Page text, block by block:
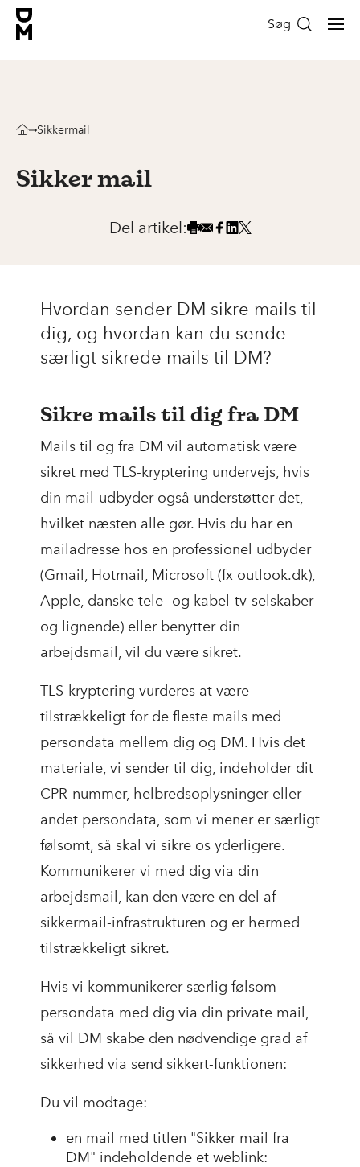
Søg
Sikkermail
Sikker mail
Del artikel:
Hvordan sender DM sikre mails til
dig, og hvordan kan du sende
særligt sikrede mails til DM?
Sikre mails til dig fra DM
Mails til og fra DM vil automatisk være
sikret med TLS-kryptering undervejs, hvis
din mail-udbyder også understøtter det,
hvilket næsten alle gør. Hvis du har en
mailadresse hos en professionel udbyder
(Gmail, Hotmail, Microsoft (fx outlook.dk),
Apple, danske tele- og kabel-tv-selskaber
og lignende) eller benytter din
arbejdsmail, vil du være sikret.
TLS-kryptering vurderes at være
tilstrækkeligt for de fleste mails med
persondata mellem dig og DM. Hvis det
materiale, vi sender til dig, indeholder dit
CPR-nummer, helbredsoplysninger eller
andet persondata, som vi mener er særligt
følsomt, så skal vi sikre os yderligere.
Kommunikerer vi med dig via din
arbejdsmail, kan den være en del af
sikkermail-infrastrukturen og er hermed
tilstrækkeligt sikret.
Hvis vi kommunikerer særlig følsom
persondata med dig via din private mail,
så vil DM skabe den nødvendige grad af
sikkerhed via send sikkert-funktionen:
Du vil modtage:
en mail med titlen "Sikker mail fra
DM" indeholdende et weblink: